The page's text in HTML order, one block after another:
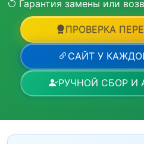
Гарантия замены или
ПРОВЕРКА
САЙТ У
РУЧНОЙ СБОР И